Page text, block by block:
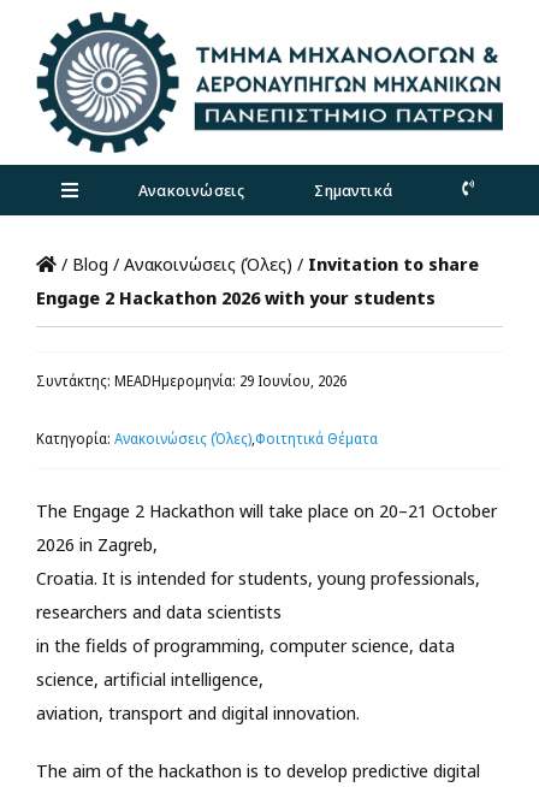
content
Toggle
Τμήμα
Προπτυχιακά
Προσωπικό
Διασφάλιση Ποιότητας
Ενημέρωση
Ανακοινώσεις Σημαντικά
/ Blog / Ανακοινώσεις (Όλες) / Invitation to share
Engage 2 Hackathon 2026 with your students
Συντάκτης: MEADΗμερομηνία: 29 Ιουνίου, 2026
Κατηγορία: Ανακοινώσεις (Όλες),Φοιτητικά Θέματα
The Engage 2 Hackathon will take place on 20–21 October
2026 in Zagreb,
Croatia. It is intended for students, young professionals,
researchers and data scientists
in the fields of programming, computer science, data
science, artificial intelligence,
aviation, transport and digital innovation.
The aim of the hackathon is to develop predictive digital